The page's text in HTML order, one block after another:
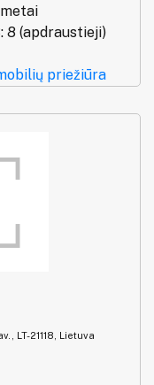
8 (apdraustieji)
priežiūra
LT-21118, Lietuva